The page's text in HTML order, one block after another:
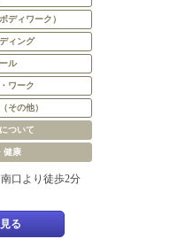
ディワーク）
ィング
ル
ワーク
その他）
ついて
健康
口より徒歩2分
る